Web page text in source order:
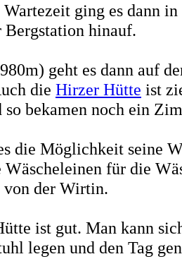
ging es dann
Bergstation hinauf.
geht es dann auf
die Hirzer Hütte ist
so bekamen noch ein
die Möglichkeit seine
für die
von der Wirtin.
ist gut. Man kann
legen und den Tag